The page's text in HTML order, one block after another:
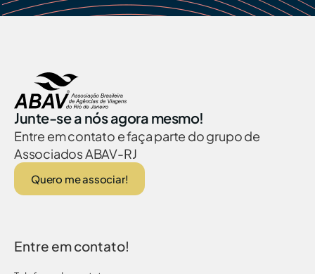
Junte-se a nós agora mesmo!
Entre em contato e faça parte do grupo de
Associados ABAV-RJ
Quero me associar!
Entre em contato!